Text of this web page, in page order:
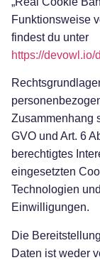
Funktionsweise
findest du unter
https://devowl.io/
Zusammenhang
GVO und Art. 6
berechtigtes
eingesetzten
Technologien
Einwilligungen.
Die
Daten ist weder